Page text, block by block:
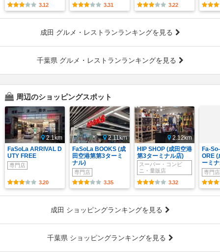
3.12 3.31 3.22
成田 グルメ・レストランランキングを見る
千葉県 グルメ・レストランランキングを見る
周辺のショッピングスポット
2.1km
FaSoLa ARRIVAL D
UTY FREE
専門店
3.20
2.11km
FaSoLa BOOKS (成
田空港第第3ターミ
ナル)
専門店
3.35
2.12km
HIP SHOP (成田空港
第3ターミナル店)
スーパー・コンビ
ニ・量販店
3.32
Fa-
ORE (
ーミ
専門店
成田 ショッピングランキングを見る
千葉県 ショッピングランキングを見る